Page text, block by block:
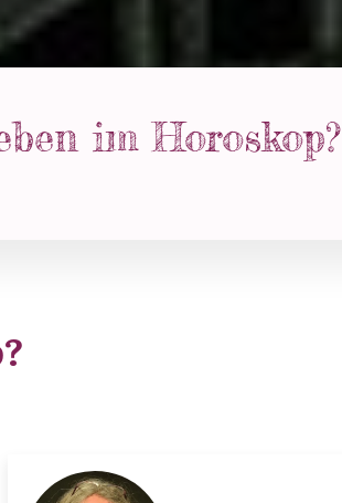
im Horoskop?